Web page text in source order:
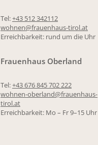
Tel:+43 512 342112
wohnen@frauenhaus-tirol.at
Erreichbarkeit: rund um die Uhr
Frauenhaus Oberland
Tel:+43 676 845 702 222
wohnen-oberland@frauenhaus-
tirol.at
Erreichbarkeit: Mo – Fr 9–15 Uhr